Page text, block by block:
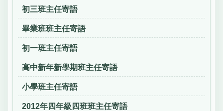
初三班主任寄語
畢業班班主任寄語
初一班主任寄語
高中新年新學期班主任寄語
小學班主任寄語
2012年四年級四班班主任寄語